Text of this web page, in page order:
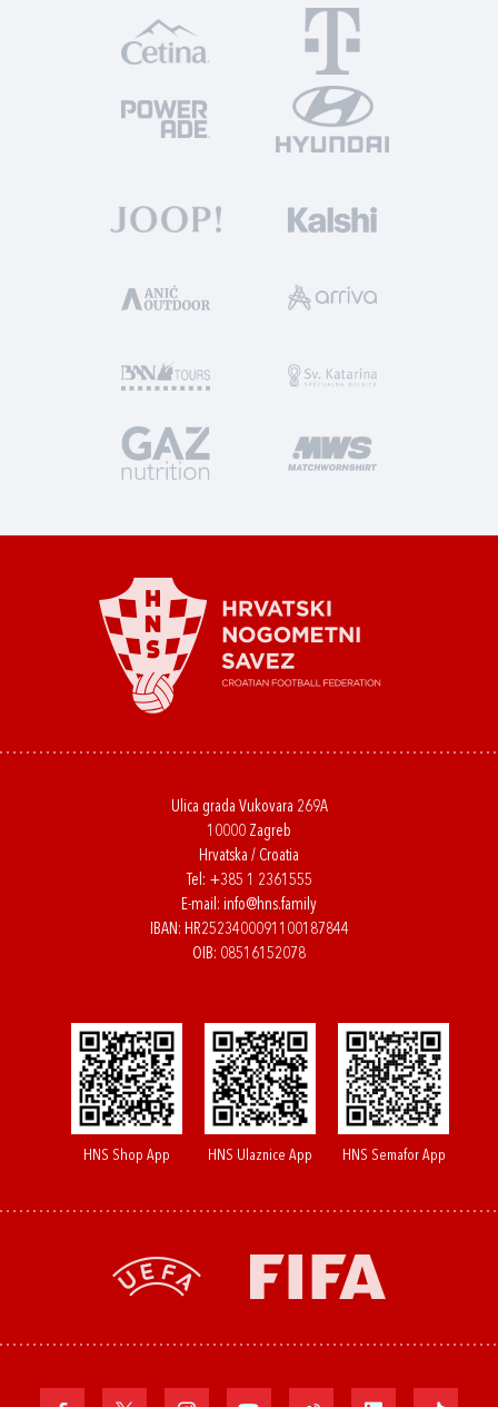
Ulica grada Vukovara 269A
10000 Zagreb
Hrvatska / Croatia
Tel: +385 1 2361555
E-mail: info@hns.family
IBAN: HR2523400091100187844
OIB: 08516152078
HNS Shop App HNS Ulaznice App HNS Semafor App